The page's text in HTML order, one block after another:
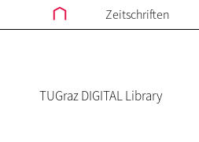
Zeitschriften
TUGraz DIGITAL Library